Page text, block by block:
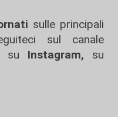
sulle principali
sul canale
su Instagram, su